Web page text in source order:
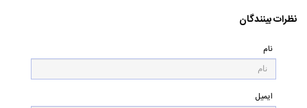
نظرات بینندگان
نام
ایمیل